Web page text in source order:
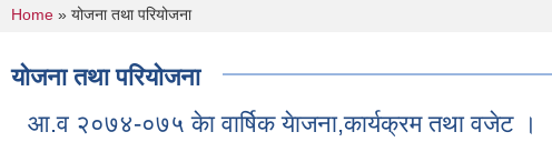
You are here
Home » योजना तथा परियोजना
योजना तथा परियोजना
आ‍.व २०७४-०७५ केा वार्षिक येाजना,कार्यक्रम तथा वजेट ।